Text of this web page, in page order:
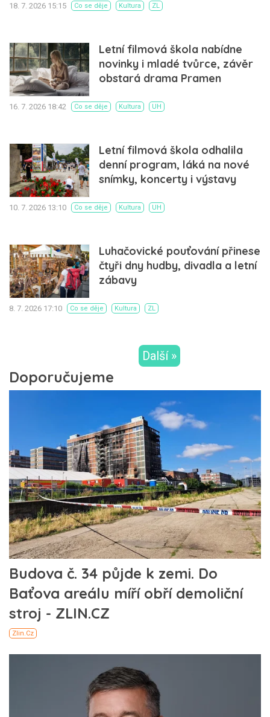
18. 7. 2026 15:15 Co se děje Kultura ZL
Letní filmová škola nabídne
novinky i mladé tvůrce, závěr
obstará drama Pramen
16. 7. 2026 18:42 Co se děje Kultura UH
Letní filmová škola odhalila
denní program, láká na nové
snímky, koncerty i výstavy
10. 7. 2026 13:10 Co se děje Kultura UH
Luhačovické pouťování přinese
čtyři dny hudby, divadla a letní
zábavy
8. 7. 2026 17:10 Co se děje Kultura ZL
Další »